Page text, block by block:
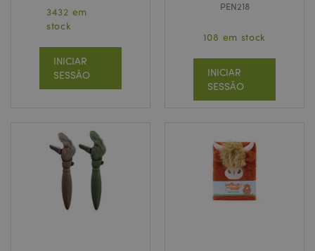
3432 em
stock
INICIAR
SESSÃO
PEN218
108 em stock
INICIAR
SESSÃO
mage-cache-storage
www.puckator.pt
mage-cache-sessid